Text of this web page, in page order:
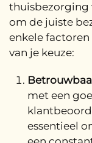
thuisbezorging
om de juiste
enkele
van je keuze:
met een
essentieel